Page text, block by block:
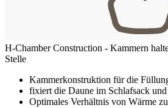
H-Chamber Construction - Kammern
Stelle
Kammerkonstruktion für die
fixiert die Daune im Schlafsack
Optimales Verhältnis von Wärme